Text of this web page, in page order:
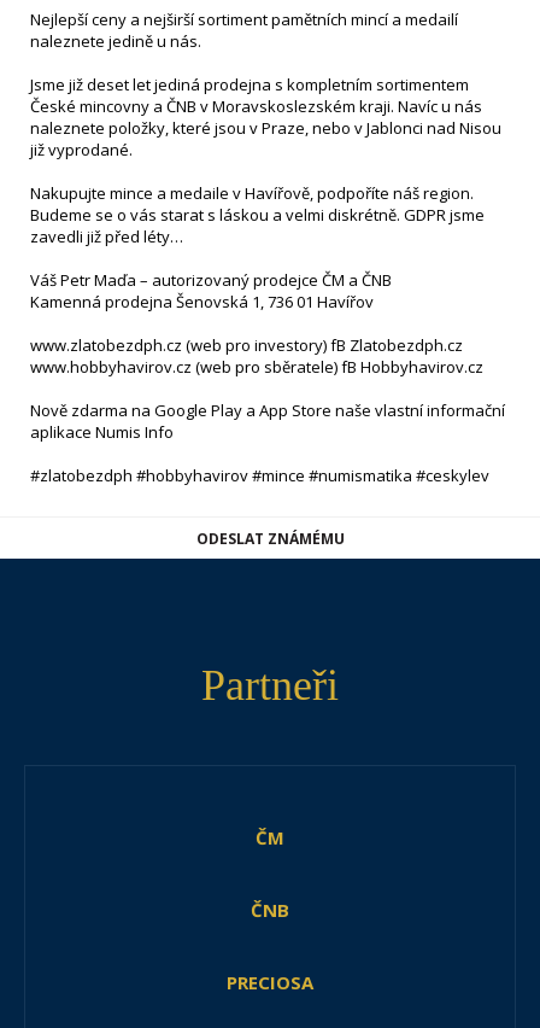
Nejlepší ceny a nejširší sortiment pamětních mincí a medailí
naleznete jedině u nás.
Jsme již deset let jediná prodejna s kompletním sortimentem
České mincovny a ČNB v Moravskoslezském kraji. Navíc u nás
naleznete položky, které jsou v Praze, nebo v Jablonci nad Nisou
již vyprodané.
Nakupujte mince a medaile v Havířově, podpoříte náš region.
Budeme se o vás starat s láskou a velmi diskrétně. GDPR jsme
zavedli již před léty…
Váš Petr Maďa – autorizovaný prodejce ČM a ČNB
Kamenná prodejna Šenovská 1, 736 01 Havířov
www.zlatobezdph.cz (web pro investory) fB Zlatobezdph.cz
www.hobbyhavirov.cz (web pro sběratele) fB Hobbyhavirov.cz
Nově zdarma na Google Play a App Store naše vlastní informační
aplikace Numis Info
#zlatobezdph #hobbyhavirov #mince #numismatika #ceskylev
ODESLAT ZNÁMÉMU
Partneři
ČM
ČNB
PRECIOSA